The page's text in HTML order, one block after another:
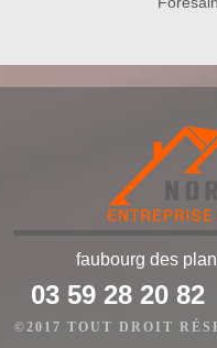
de toit
Nord Artois met à
précis pour vos
faubourg des
03 59 28 20 82
©2017 TOUT DROIT